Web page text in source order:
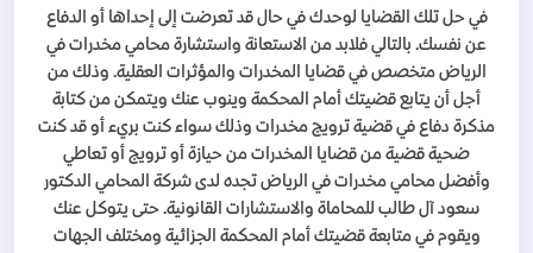
في حل تلك القضايا لوحدك في حال قد تعرضت إلى إحداها أو الدفاع
عن نفسك. بالتالي فلابد من الاستعانة واستشارة محامي مخدرات في
الرياض متخصص في قضايا المخدرات والمؤثرات العقلية. وذلك من
أجل أن يتابع قضيتك أمام المحكمة وينوب عنك ويتمكن من كتابة
مذكرة دفاع في قضية ترويج مخدرات وذلك سواء كنت بريء أو قد كنت
ضحية قضية من قضايا المخدرات من حيازة أو ترويج أو تعاطي
وأفضل محامي مخدرات في الرياض تجده لدى شركة المحامي الدكتور
سعود آل طالب للمحاماة والاستشارات القانونية. حتى يتوكل عنك
ويقوم في متابعة قضيتك أمام المحكمة الجزائية ومختلف الجهات